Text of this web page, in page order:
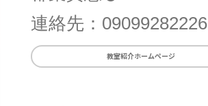
連絡先：09099282226
教室紹介ホームページ